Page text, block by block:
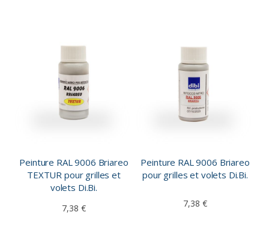
Peinture RAL 9006 Briareo
TEXTUR pour grilles et
volets Di.Bi.
7,38 €
Peinture RAL 9006 Briareo
pour grilles et volets Di.Bi.
7,38 €